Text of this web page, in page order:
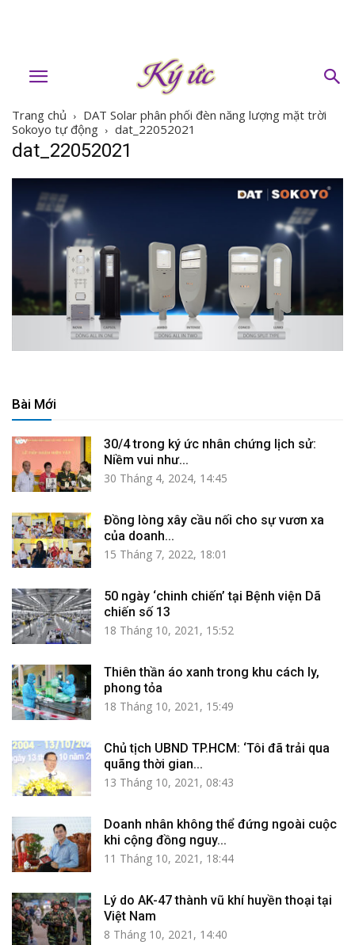
Trang chủ
DAT Solar phân phối đèn năng lượng mặt trời
Sokoyo tự động
dat_22052021
dat_22052021
Bài Mới
30/4 trong ký ức nhân chứng lịch sử:
Niềm vui như...
30 Tháng 4, 2024, 14:45
Đồng lòng xây cầu nối cho sự vươn xa
của doanh...
15 Tháng 7, 2022, 18:01
50 ngày ‘chinh chiến’ tại Bệnh viện Dã
chiến số 13
18 Tháng 10, 2021, 15:52
Thiên thần áo xanh trong khu cách ly,
phong tỏa
18 Tháng 10, 2021, 15:49
Chủ tịch UBND TP.HCM: ‘Tôi đã trải qua
quãng thời gian...
13 Tháng 10, 2021, 08:43
Doanh nhân không thể đứng ngoài cuộc
khi cộng đồng nguy...
11 Tháng 10, 2021, 18:44
Lý do AK-47 thành vũ khí huyền thoại tại
Việt Nam
8 Tháng 10, 2021, 14:40